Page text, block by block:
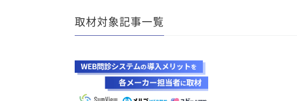
取材対象記事一覧